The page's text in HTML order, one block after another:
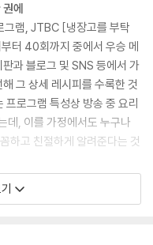
권에
그램, JTBC [냉장고를 부탁
터 40회까지 중에서 우승 메
과 블로그 및 SNS 등에서 가
그 상세 레시피를 수록한 것
프로그램 특성상 방송 중 요리
데, 이를 가정에서도 누구나
하고 친절하게 알려준다는 것
들, 일일이 홈페이지에서 불
시피가 너무 간략해 제대로